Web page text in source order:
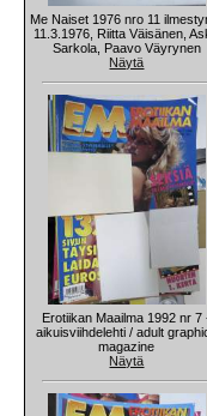
Me Naiset 1976 nro 11
11.3.1976, Riitta Väisänen,
Sarkola, Paavo Väyrynen
Näytä
Erotiikan Maailma 1992 nr 7
aikuisviihdelehti / adult
magazine
Näytä